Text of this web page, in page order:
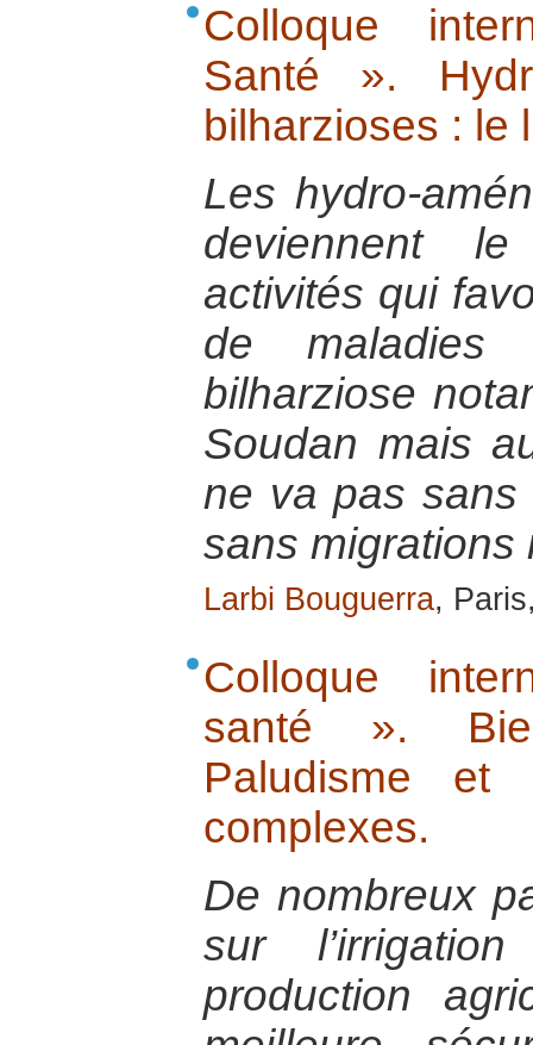
Colloque
Santé ».
bilharzioses : le
Les hydro-
deviennent
activités qui
de
bilharziose
Soudan mais
ne va pas sans
sans migrations
Larbi Bouguerra,
Colloque
santé ».
Paludisme et
complexes.
De nombreux
sur
production